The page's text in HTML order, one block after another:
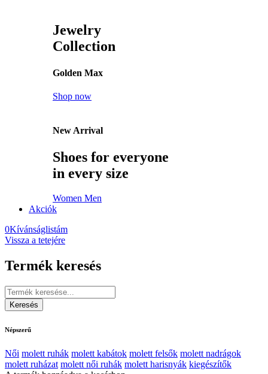
Jewelry
Collection
Golden Max
Shop now
New Arrival
Shoes for everyone
in every size
Women Men
Akciók
0Kívánságlistám
Vissza a tetejére
Termék keresés
Népszerű
Női molett ruhák molett kabátok molett felsők molett nadrágok
molett ruházat molett női ruhák molett harisnyák kiegészítők